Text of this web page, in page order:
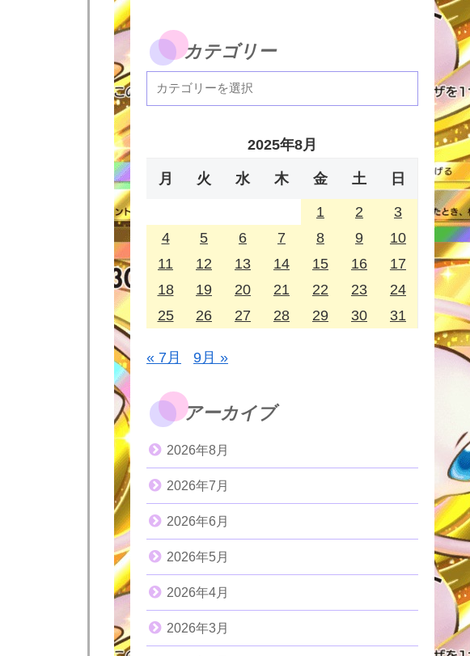
カテゴリー
2025年8月
月 火 水 木 金 土 日
1 2
3
4
5 6 7 8 9
10
11
12 13 14 15 16
17
18
19 20 21 22 23
24
25
26 27 28 29 30 31
« 7月 9月 »
アーカイブ
2026年8月
2026年7月
2026年6月
2026年5月
2026年4月
2026年3月